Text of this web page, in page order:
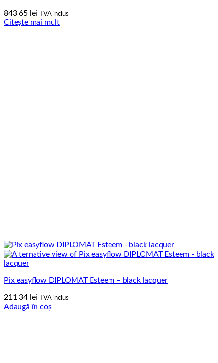
843.65 lei TVA inclus
Citește mai mult
Pix easyflow DIPLOMAT Esteem – black lacquer
211.34 lei TVA inclus
Adaugă în coș